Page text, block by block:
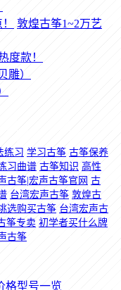
敦煌古筝1~2万艺
练习 学习古筝 古筝保养
习曲谱 古筝知识 高性
古筝|宏声古筝官网 古
台湾宏声古筝 敦煌古
选购买古筝 台湾宏声古
筝专卖 初学者买什么牌
古筝